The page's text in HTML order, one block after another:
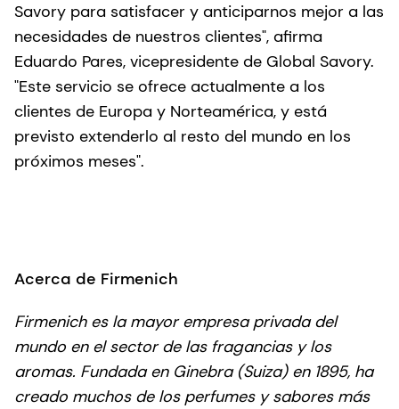
Savory para satisfacer y anticiparnos mejor a las
necesidades de nuestros clientes", afirma
Eduardo Pares, vicepresidente de Global Savory.
"Este servicio se ofrece actualmente a los
clientes de Europa y Norteamérica, y está
previsto extenderlo al resto del mundo en los
próximos meses".
Acerca de Firmenich
Firmenich es la mayor empresa privada del
mundo en el sector de las fragancias y los
aromas. Fundada en Ginebra (Suiza) en 1895, ha
creado muchos de los perfumes y sabores más